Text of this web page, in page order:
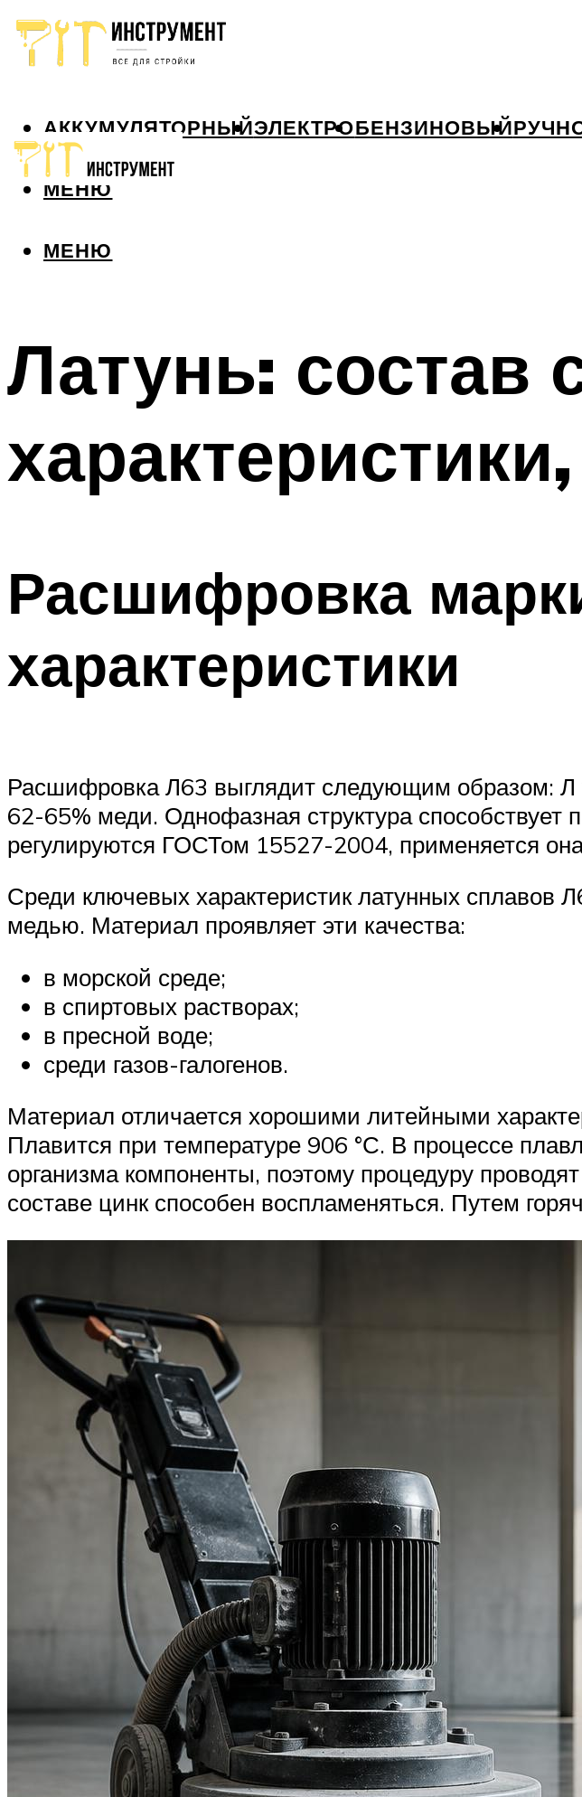
АККУМУЛЯТОРНЫЙЭЛЕКТРОБЕНЗИНОВЫЙ
МЕНЮ
МЕНЮ
Латунь: состав
Расшифровка
характеристики
Расшифровка Л63 выглядит следующим образом: Л
62-65% меди. Однофазная структура способствует
регулируются ГОСТом 15527-2004, применяется
Среди ключевых характеристик латунных сплавов
медью. Материал проявляет эти качества:
в морской среде;
в спиртовых растворах;
в пресной воде;
среди газов-галогенов.
Материал отличается хорошими литейными
Плавится при температуре 906 °С. В процессе
организма компоненты, поэтому процедуру
составе цинк способен воспламеняться. Путем